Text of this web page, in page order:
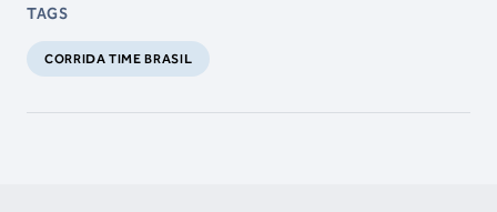
TAGS
CORRIDA TIME BRASIL